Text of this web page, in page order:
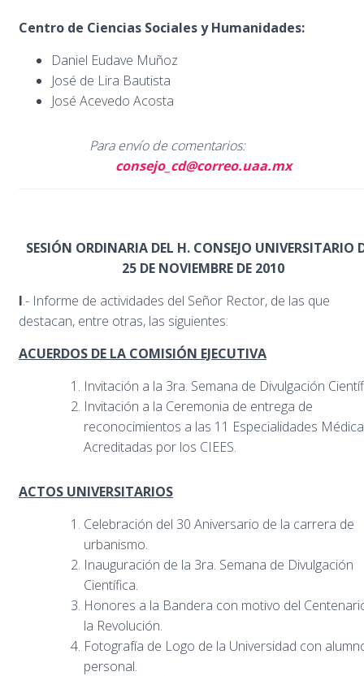
Centro de Ciencias Sociales y Humanidades:
Daniel Eudave Muñoz
José de Lira Bautista
José Acevedo Acosta
Para envío de comentarios:
consejo_cd@correo.uaa.mx
SESIÓN ORDINARIA DEL H. CONSEJO UNIVERSITARIO
25 DE NOVIEMBRE DE 2010
I.- Informe de actividades del Señor Rector, de las que
destacan, entre otras, las siguientes:
ACUERDOS DE LA COMISIÓN EJECUTIVA
Invitación a la 3ra. Semana de Divulgación
Invitación a la Ceremonia de entrega de
reconocimientos a las 11 Especialidades
Acreditadas por los CIEES.
ACTOS UNIVERSITARIOS
Celebración del 30 Aniversario de la carrera de
urbanismo.
Inauguración de la 3ra. Semana de Divulgación
Científica.
Honores a la Bandera con motivo del
la Revolución.
Fotografía de Logo de la Universidad con
personal.